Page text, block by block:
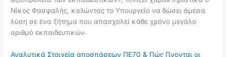
Νίκος Φασφαλής, καλώντας το Υπουργείο να δώσει άμεσα
λύση σε ένα ζήτημα που απασχολεί κάθε χρόνο μεγάλο
αριθμό εκπαιδευτικών.
Αναλυτικά Στοιχεία αποσπάσεων ΠΕ70 & Πώς Γίνονται οι